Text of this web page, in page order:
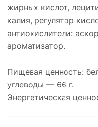
жирных кислот,
калия, регулятор
антиокислители:
ароматизатор.
Пищевая ценность:
углеводы — 66 г.
Энергетическая